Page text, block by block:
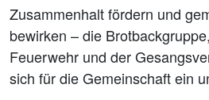
Zusammenhalt fördern und
bewirken – die
Feuerwehr und der
sich für die Gemeinschaft ein